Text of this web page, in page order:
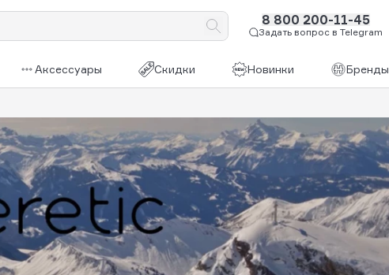
8 800 200-11-45
Задать вопрос в Telegram
Аксессуары Скидки Новинки Бренды